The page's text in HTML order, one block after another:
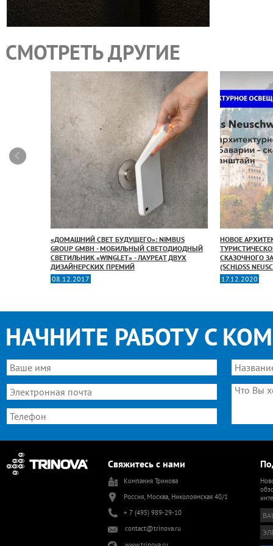
СМОТРЕТЬ ДРУГИЕ
«ДОМАШНИЙ СВЕТ БУДУЩЕГО»: NIMBUS
GROUP GMBH - МОБИЛЬНЫЙ СВЕТОДИОДНЫЙ
СВЕТИЛЬНИК «WINGLET» - ЛАУРЕАТ ДВУХ
ДИЗАЙНЕРСКИХ ПРЕМИЙ
08.12.2017
НОВОЕ
СКАЗОЧНОГО
(SCHLOSS
17.12.2020
НАЧНИТЕ РАБОТУ С
Свяжитесь с нами
Компания Тринова
Россия, Москва, Николоямская 40/1
+ 7 (495) 989-29-10
contact@trinova.ru